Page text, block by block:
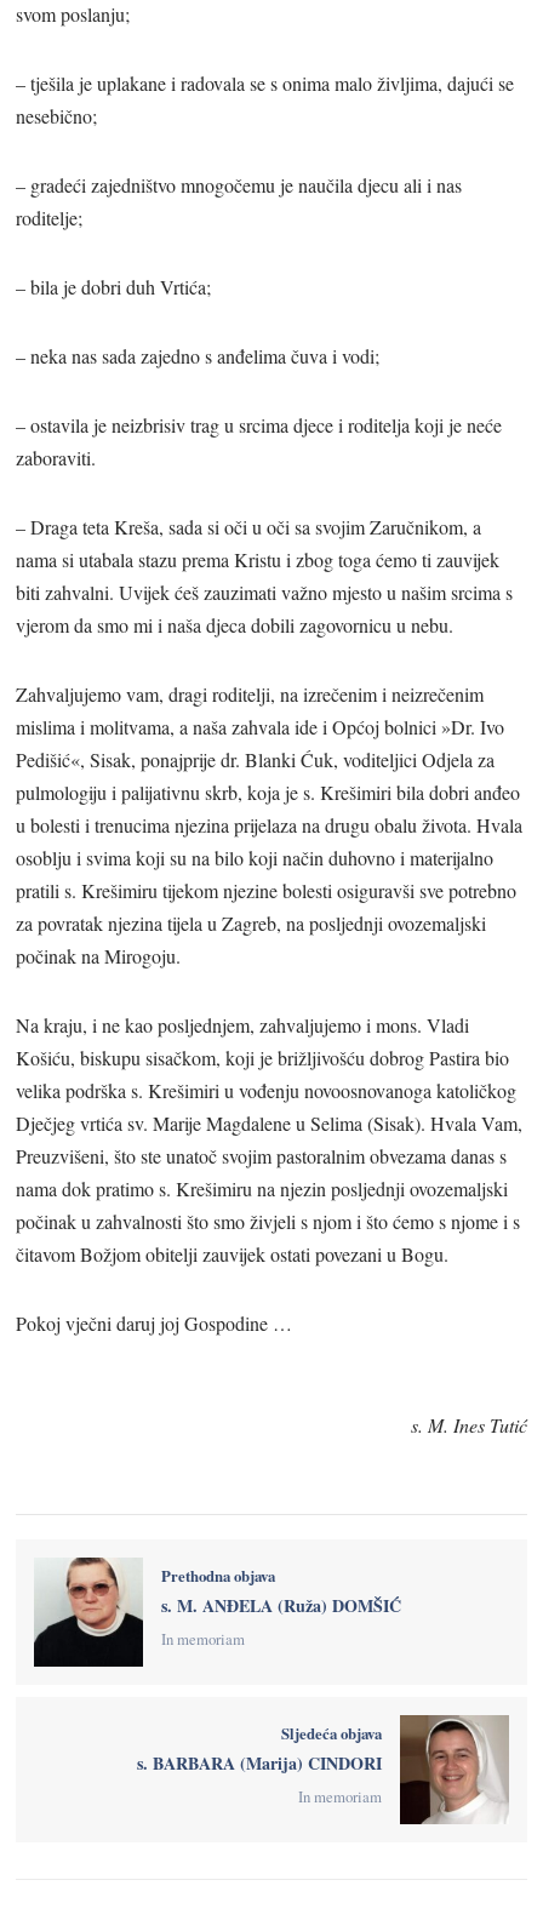
svom poslanju;
– tješila je uplakane i radovala se s onima malo življima, dajući se
nesebično;
– gradeći zajedništvo mnogočemu je naučila djecu ali i nas
roditelje;
– bila je dobri duh Vrtića;
– neka nas sada zajedno s anđelima čuva i vodi;
– ostavila je neizbrisiv trag u srcima djece i roditelja koji je neće
zaboraviti.
– Draga teta Kreša, sada si oči u oči sa svojim Zaručnikom, a
nama si utabala stazu prema Kristu i zbog toga ćemo ti zauvijek
biti zahvalni. Uvijek ćeš zauzimati važno mjesto u našim srcima s
vjerom da smo mi i naša djeca dobili zagovornicu u nebu.
Zahvaljujemo vam, dragi roditelji, na izrečenim i neizrečenim
mislima i molitvama, a naša zahvala ide i Općoj bolnici »Dr. Ivo
Pedišić«, Sisak, ponajprije dr. Blanki Ćuk, voditeljici Odjela za
pulmologiju i palijativnu skrb, koja je s. Krešimiri bila dobri anđeo
u bolesti i trenucima njezina prijelaza na drugu obalu života. Hvala
osoblju i svima koji su na bilo koji način duhovno i materijalno
pratili s. Krešimiru tijekom njezine bolesti osiguravši sve potrebno
za povratak njezina tijela u Zagreb, na posljednji ovozemaljski
počinak na Mirogoju.
Na kraju, i ne kao posljednjem, zahvaljujemo i mons. Vladi
Košiću, biskupu sisačkom, koji je brižljivošću dobrog Pastira bio
velika podrška s. Krešimiri u vođenju novoosnovanoga katoličkog
Dječjeg vrtića sv. Marije Magdalene u Selima (Sisak). Hvala Vam,
Preuzvišeni, što ste unatoč svojim pastoralnim obvezama danas s
nama dok pratimo s. Krešimiru na njezin posljednji ovozemaljski
počinak u zahvalnosti što smo živjeli s njom i što ćemo s njome i s
čitavom Božjom obitelji zauvijek ostati povezani u Bogu.
Pokoj vječni daruj joj Gospodine …
s. M. Ines Tutić
Prethodna objava
s. M. ANĐELA (Ruža) DOMŠIĆ
In memoriam
Sljedeća objava
s. BARBARA (Marija) CINDORI
In memoriam